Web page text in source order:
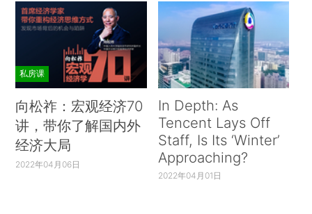
私房课
向松祚：宏观经济70
讲，带你了解国内外
经济大局
2022年04月06日
In Depth: As
Tencent Lays Off
Staff, Is Its ‘Winter’
Approaching?
2022年04月01日